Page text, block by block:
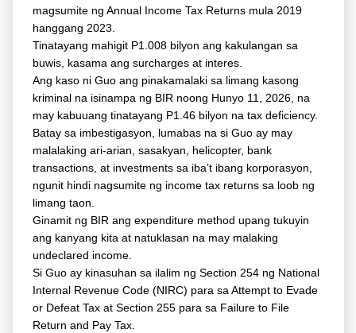
magsumite ng Annual Income Tax Returns mula 2019
hanggang 2023.
Tinatayang mahigit P1.008 bilyon ang kakulangan sa
buwis, kasama ang surcharges at interes.
Ang kaso ni Guo ang pinakamalaki sa limang kasong
kriminal na isinampa ng BIR noong Hunyo 11, 2026, na
may kabuuang tinatayang P1.46 bilyon na tax deficiency.
Batay sa imbestigasyon, lumabas na si Guo ay may
malalaking ari-arian, sasakyan, helicopter, bank
transactions, at investments sa iba’t ibang korporasyon,
ngunit hindi nagsumite ng income tax returns sa loob ng
limang taon.
Ginamit ng BIR ang expenditure method upang tukuyin
ang kanyang kita at natuklasan na may malaking
undeclared income.
Si Guo ay kinasuhan sa ilalim ng Section 254 ng National
Internal Revenue Code (NIRC) para sa Attempt to Evade
or Defeat Tax at Section 255 para sa Failure to File
Return and Pay Tax.